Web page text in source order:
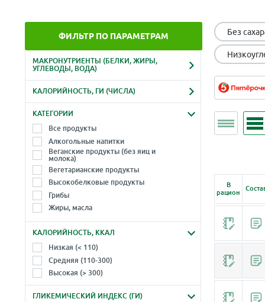
ФИЛЬТР ПО ПАРАМЕТРАМ
МАКРОНУТРИЕНТЫ (БЕЛКИ, ЖИРЫ,
УГЛЕВОДЫ, ВОДА)
Белки, г
-
Жиры, г
-
-
КАЛОРИЙНОСТЬ, ГИ (ЧИСЛА)
Ккал
-
Гликемический индекс
КАТЕГОРИИ
Все продукты
Алкогольные напитки
Веганские продукты (без яиц и
молока)
Вегетарианские продукты
Высокобелковые продукты
Грибы
Жиры, масла
Зелень, травы, листья, салаты
Крупы, злаки
Макароны, лапша (паста)
Молоко и молочные продукты
Морепродукты
Морские водоросли
Мука, продукты из муки
КАЛОРИЙНОСТЬ, ККАЛ
Низкая (< 110)
Средняя (110-300)
Высокая (> 300)
ГЛИКЕМИЧЕСКИЙ ИНДЕКС (ГИ)
Без
В
рацион